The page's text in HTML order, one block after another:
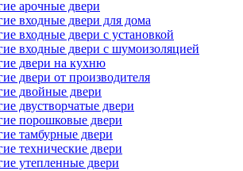
арочные двери
входные двери для дома
входные двери с установкой
входные двери с шумоизоляцией
двери на кухню
двери от производителя
двойные двери
двустворчатые двери
порошковые двери
тамбурные двери
технические двери
утепленные двери